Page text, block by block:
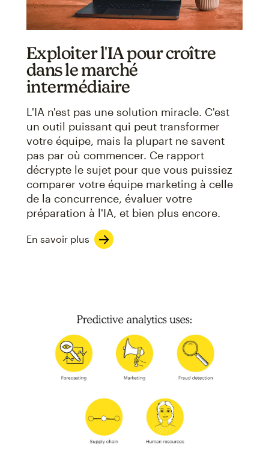
Exploiter l'IA pour croître
dans le marché
intermédiaire
L'IA n'est pas une solution miracle. C'est
un outil puissant qui peut transformer
votre équipe, mais la plupart ne savent
pas par où commencer. Ce rapport
décrypte le sujet pour que vous puissiez
comparer votre équipe marketing à celle
de la concurrence, évaluer votre
préparation à l'IA, et bien plus encore.
En savoir plus